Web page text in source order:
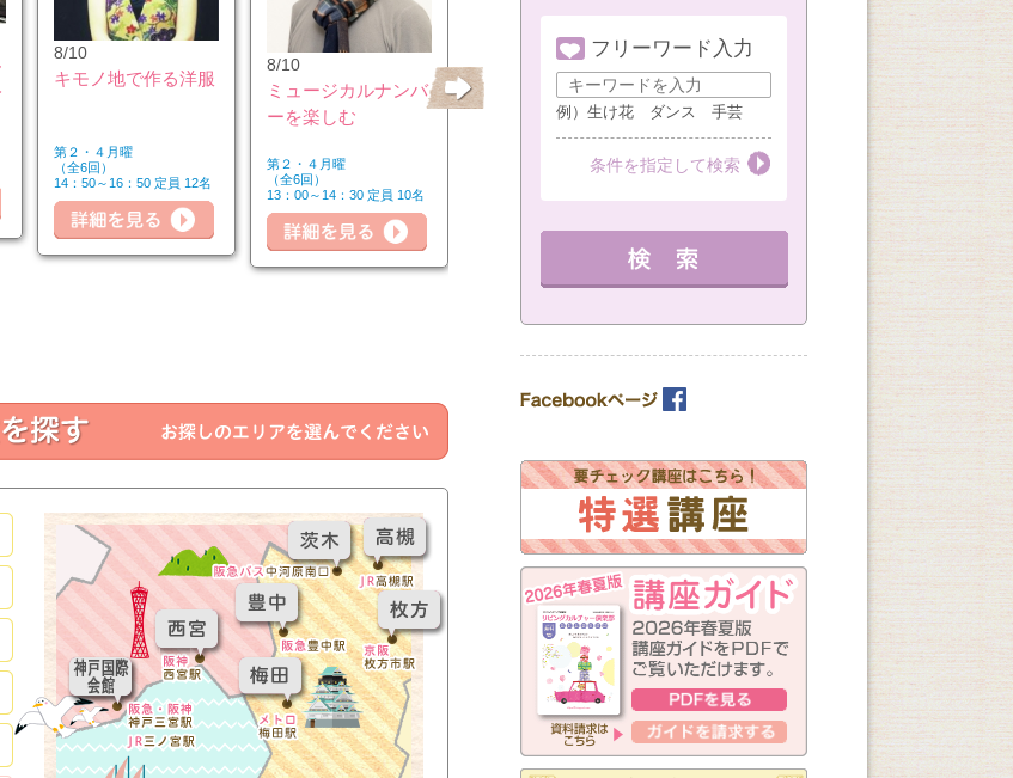
8/10
キモノ地で作る洋服
第２・４月曜
（全6回）
14：50～16：50 定員 12名
8/10
ミュージカルナンバ
ーを楽しむ
第２・４月曜
（全6回）
13：00～14：30 定員 10名
色のチカラを楽しむ
カラーセラピー（第
8/17
大人のビーズアクセ
サリー
第１・３・５月曜
10：00～12：00 定員 15名
8/17
グルーデコ
サリー（月
第３月曜
（全3回）
12：30～14：30
詳細を見る
詳細を見る 詳細を見る
フリーワード入力
例）生け花 ダンス 手芸
条件を指定して検索
教室を選ぶ
月 火 水
木
金
土 日
（※複数回答可）
開始時間の指定
午前の部
午後の部
夜の部
（※複数回答可）
新しく始まる講座